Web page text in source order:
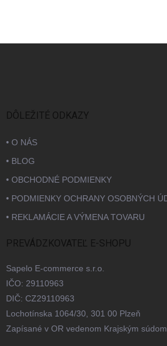
DÔLEŽITÉ ODKAZY
• O NÁS
• BLOG
• OBCHODNÉ PODMIENKY
• PODMIENKY OCHRANY OSOBNÝCH
• REKLAMÁCIE A VÝMENA TOVARU
PREVÁDZKOVATEĽ E-SHOPU
Sapelo E-commerce s.r.o.
IČO: 29110963
DIČ: CZ29110963
Lochotínska 1064/30, 301 00 Plzeň
Zapísané v OR vedenom Krajským